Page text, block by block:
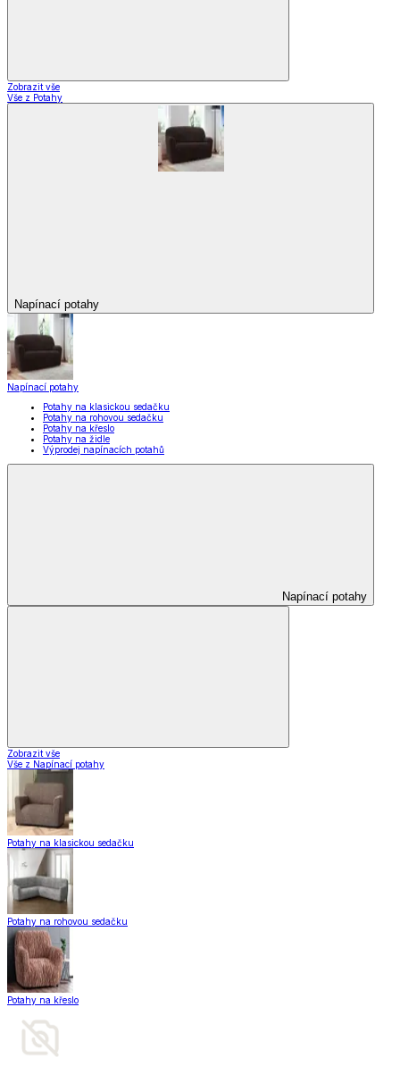
Zobrazit vše
Vše z Potahy
Napínací potahy
Napínací potahy
Potahy na klasickou sedačku
Potahy na rohovou sedačku
Potahy na křeslo
Potahy na židle
Výprodej napínacích potahů
Napínací potahy
Zobrazit vše
Vše z Napínací potahy
Potahy na klasickou sedačku
Potahy na rohovou sedačku
Potahy na křeslo